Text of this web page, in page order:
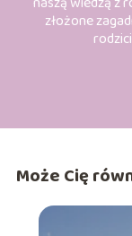
złożone
Może Cię